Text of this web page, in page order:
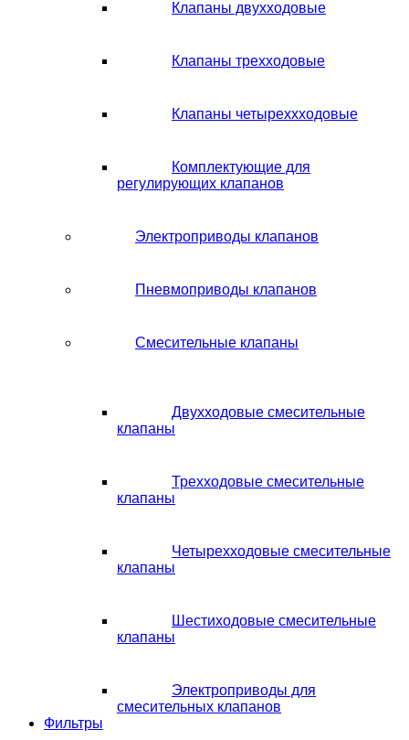
Клапаны двухходовые
Клапаны трехходовые
Клапаны четыреххходовые
Комплектующие для
регулирующих клапанов
Электроприводы клапанов
Пневмоприводы клапанов
Смесительные клапаны
Двухходовые смесительные
клапаны
Трехходовые смесительные
клапаны
Четырехходовые смесительные
клапаны
Шестиходовые смесительные
клапаны
Электроприводы для
смесительных клапанов
Фильтры